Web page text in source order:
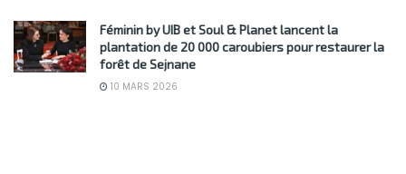
Féminin by UIB et Soul & Planet lancent la
plantation de 20 000 caroubiers pour restaurer la
forêt de Sejnane
10 MARS 2026